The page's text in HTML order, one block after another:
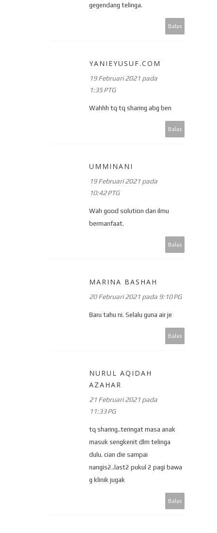
gegendang telinga.
Balas
YANIEYUSUF.COM
19 Februari 2021 pada
1:35 PTG
Wahhh tq tq sharing abg ben
Balas
UMMINANI
19 Februari 2021 pada
10:42 PTG
Wah good solution dan ilmu
bermanfaat.
Balas
MARINA BASHAH
20 Februari 2021 pada 9:10 PG
Baru tahu ni. Selalu guna air je
Balas
NURUL AQIDAH
AZAHAR
21 Februari 2021 pada
11:33 PG
tq sharing..teringat masa anak
masuk sengkenit dlm telinga
dulu. cian die sampai
nangis2..last2 pukul 2 pagi bawa
g klinik jugak
Balas